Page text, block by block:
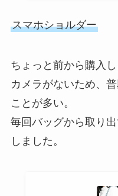
スマホショルダー
ちょっと前から購入
カメラがないため、
ことが多い。
毎回バッグから取り
しました。